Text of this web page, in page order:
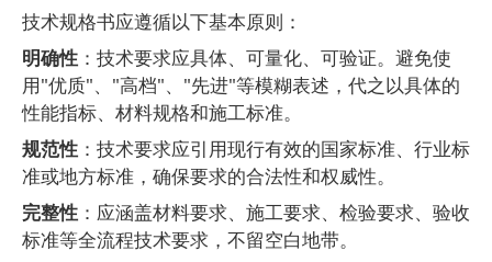
技术规格书应遵循以下基本原则：
明确性 ：技术要求应具体、可量化、可验证。避免使
用"优质"、 "高档"、 "先进"等模糊表述，代之以具体的
性能指标、材料规格和施工标准。
规范性 ：技术要求应引用现行有效的国家标准、行业标
准或地方标准，确保要求的合法性和权威性。
完整性 ：应涵盖材料要求、施工要求、检验要求、验收
标准等全流程技术要求，不留空白地带。